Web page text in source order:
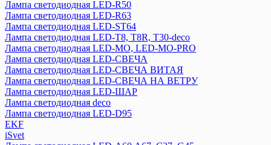
Лампа светодиодная LED-R50
Лампа светодиодная LED-R63
Лампа светодиодная LED-ST64
Лампа светодиодная LED-T8, T8R, T30-deco
Лампа светодиодная LED-МО, LED-MO-PRO
Лампа светодиодная LED-СВЕЧА
Лампа светодиодная LED-СВЕЧА ВИТАЯ
Лампа светодиодная LED-СВЕЧА НА ВЕТРУ
Лампа светодиодная LED-ШАР
Лампа светодиодная deco
Лампа светодиодная LED-D95
EKF
iSvet